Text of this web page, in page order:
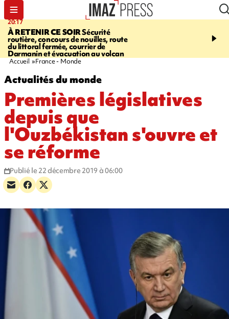
20:17
À RETENIR CE SOIRSécurité
routière, concours de nouilles, route
du littoral fermée, courrier de
Darmanin et évacuation au volcan
08:26
rencontre d'un géant
Accueil France - Monde
Actualités du monde
Premières législatives
depuis que
l'Ouzbékistan s'ouvre et
se réforme
Publié le 22 décembre 2019 à 06:00